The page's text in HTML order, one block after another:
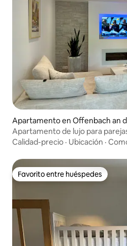
Apartamento en Offenbach an
Apartamento de lujo para
Calidad-precio · Ubicación ·
Favorito entre huéspedes
Favorito entre huéspedes